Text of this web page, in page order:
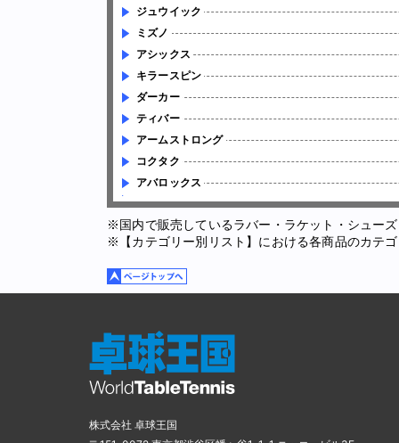
ジュウイック
ミズノ
アシックス
キラースピン
ダーカー
ティバー
アームストロング
コクタク
アバロックス
※国内で販売しているラバー・ラケット・シュー
※【カテゴリー別リスト】における各商品のカテ
株式会社 卓球王国